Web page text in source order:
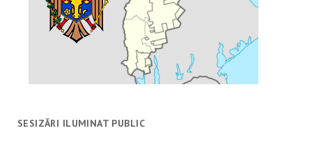
SESIZĂRI ILUMINAT PUBLIC